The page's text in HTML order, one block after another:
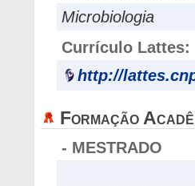
Microbiologia
Currículo Lattes:
http://
Formação
- MESTRADO